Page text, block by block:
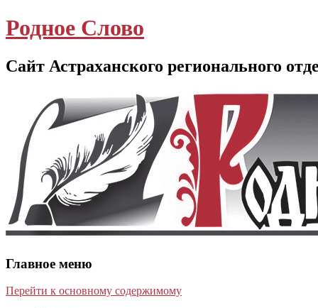
Родное Слово
Сайт Астраханского регионального
Главное меню
Перейти к основному содержимому